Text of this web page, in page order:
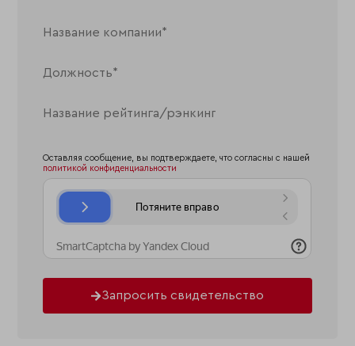
Оставляя сообщение, вы подтверждаете, что согласны с нашей
политикой конфиденциальности
Запросить свидетельство